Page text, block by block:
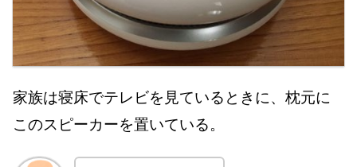
家族は寝床でテレビを見ているときに、枕元に
このスピーカーを置いている。